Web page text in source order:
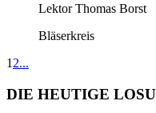
Lektor Thomas Borst
Bläserkreis
1 2...
DIE HEUTIGE